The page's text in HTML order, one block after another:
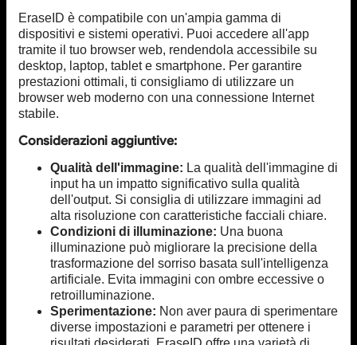
EraseID è compatibile con un'ampia gamma di
dispositivi e sistemi operativi. Puoi accedere all'app
tramite il tuo browser web, rendendola accessibile su
desktop, laptop, tablet e smartphone. Per garantire
prestazioni ottimali, ti consigliamo di utilizzare un
browser web moderno con una connessione Internet
stabile.
Considerazioni aggiuntive:
Qualità dell'immagine: La qualità dell'immagine di
input ha un impatto significativo sulla qualità
dell'output. Si consiglia di utilizzare immagini ad
alta risoluzione con caratteristiche facciali chiare.
Condizioni di illuminazione: Una buona
illuminazione può migliorare la precisione della
trasformazione del sorriso basata sull'intelligenza
artificiale. Evita immagini con ombre eccessive o
retroilluminazione.
Sperimentazione: Non aver paura di sperimentare
diverse impostazioni e parametri per ottenere i